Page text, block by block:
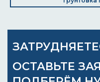
ОСТАВЬТЕ